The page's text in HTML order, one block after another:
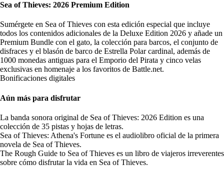
Sea of Thieves: 2026 Premium Edition
Sumérgete en Sea of Thieves con esta edición especial que incluye
todos los contenidos adicionales de la Deluxe Edition 2026 y añade un
Premium Bundle con el gato, la colección para barcos, el conjunto de
disfraces y el blasón de barco de Estrella Polar cardinal, además de
1000 monedas antiguas para el Emporio del Pirata y cinco velas
exclusivas en homenaje a los favoritos de Battle.net.
Bonificaciones digitales
Aún más para disfrutar
La banda sonora original de Sea of Thieves: 2026 Edition es una
colección de 35 pistas y hojas de letras.
Sea of Thieves: Athena's Fortune es el audiolibro oficial de la primera
novela de Sea of Thieves.
The Rough Guide to Sea of Thieves es un libro de viajeros irreverentes
sobre cómo disfrutar la vida en Sea of Thieves.